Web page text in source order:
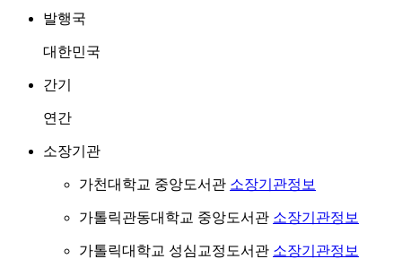
발행국
대한민국
간기
연간
소장기관
가천대학교 중앙도서관 소장기관정보
가톨릭관동대학교 중앙도서관 소장기관정보
가톨릭대학교 성심교정도서관 소장기관정보